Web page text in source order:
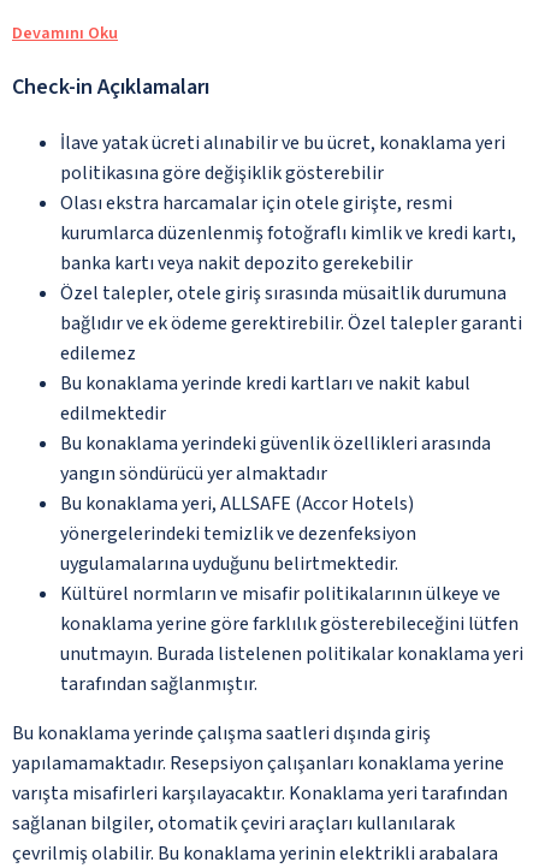
Devamını Oku
Check-in Açıklamaları
İlave yatak ücreti alınabilir ve bu ücret, konaklama yeri
politikasına göre değişiklik gösterebilir
Olası ekstra harcamalar için otele girişte, resmi
kurumlarca düzenlenmiş fotoğraflı kimlik ve kredi kartı,
banka kartı veya nakit depozito gerekebilir
Özel talepler, otele giriş sırasında müsaitlik durumuna
bağlıdır ve ek ödeme gerektirebilir. Özel talepler garanti
edilemez
Bu konaklama yerinde kredi kartları ve nakit kabul
edilmektedir
Bu konaklama yerindeki güvenlik özellikleri arasında
yangın söndürücü yer almaktadır
Bu konaklama yeri, ALLSAFE (Accor Hotels)
yönergelerindeki temizlik ve dezenfeksiyon
uygulamalarına uyduğunu belirtmektedir.
Kültürel normların ve misafir politikalarının ülkeye ve
konaklama yerine göre farklılık gösterebileceğini lütfen
unutmayın. Burada listelenen politikalar konaklama yeri
tarafından sağlanmıştır.
Bu konaklama yerinde çalışma saatleri dışında giriş
yapılamamaktadır. Resepsiyon çalışanları konaklama yerine
varışta misafirleri karşılayacaktır. Konaklama yeri tarafından
sağlanan bilgiler, otomatik çeviri araçları kullanılarak
çevrilmiş olabilir. Bu konaklama yerinin elektrikli arabalara